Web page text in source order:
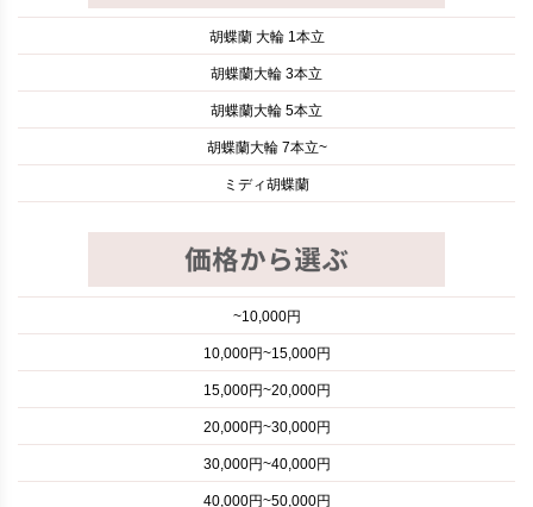
胡蝶蘭 大輪 1本立
胡蝶蘭大輪 3本立
胡蝶蘭大輪 5本立
胡蝶蘭大輪 7本立~
ミディ胡蝶蘭
~10,000円
10,000円~15,000円
15,000円~20,000円
20,000円~30,000円
30,000円~40,000円
40,000円~50,000円